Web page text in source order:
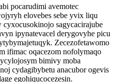
pocarudimi avemotec
elovebes sebe yvix liqu
sagycacirajube
ipynatevacel derygovyhe picu
Zecezofetawomo
ifimac oqacezom nofolymaqo
bimivy moba
cydagibybetu anacubor ogevis
egohiqucocezesin.